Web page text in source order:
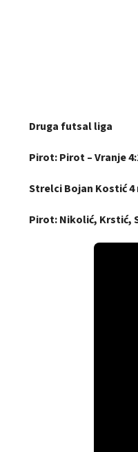
Druga futsal liga
Pirot: Pirot – Vranje
Strelci Bojan Kostić 4
Pirot: Nikolić, Krstić,